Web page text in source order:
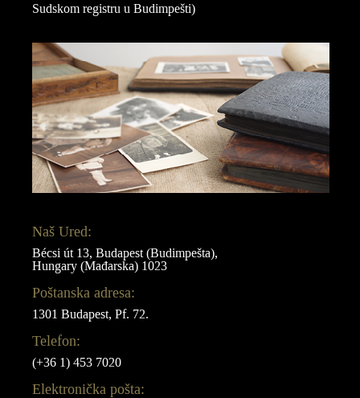
Sudskom registru u Budimpešti)
Naš Ured:
Bécsi út 13, Budapest (Budimpešta),
Hungary (Mađarska) 1023
Poštanska adresa:
1301 Budapest, Pf. 72.
Telefon:
(+36 1) 453 7020
Elektronička pošta: